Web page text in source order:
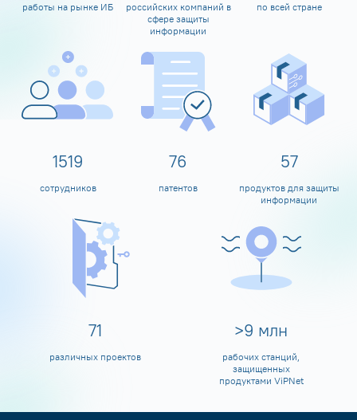
работы на рынке ИБ
российских компаний в
сфере защиты
информации
по всей стране
1600
сотрудников
80
патентов
60
продуктов для защиты
информации
80
различных проектов
>10 млн
рабочих станций,
защищенных
продуктами ViPNet